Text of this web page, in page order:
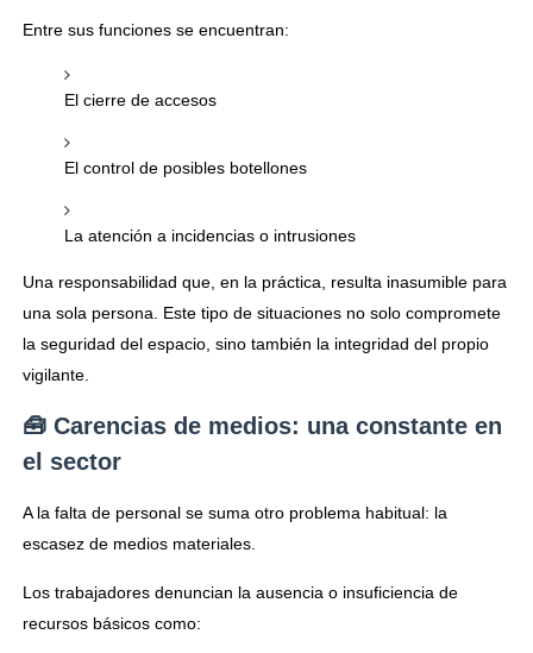
Entre sus funciones se encuentran:
El cierre de accesos
El control de posibles botellones
La atención a incidencias o intrusiones
Una responsabilidad que, en la práctica, resulta inasumible para
una sola persona. Este tipo de situaciones no solo compromete
la seguridad del espacio, sino también la integridad del propio
vigilante.
🧰 Carencias de medios: una constante en
el sector
A la falta de personal se suma otro problema habitual: la
escasez de medios materiales.
Los trabajadores denuncian la ausencia o insuficiencia de
recursos básicos como: